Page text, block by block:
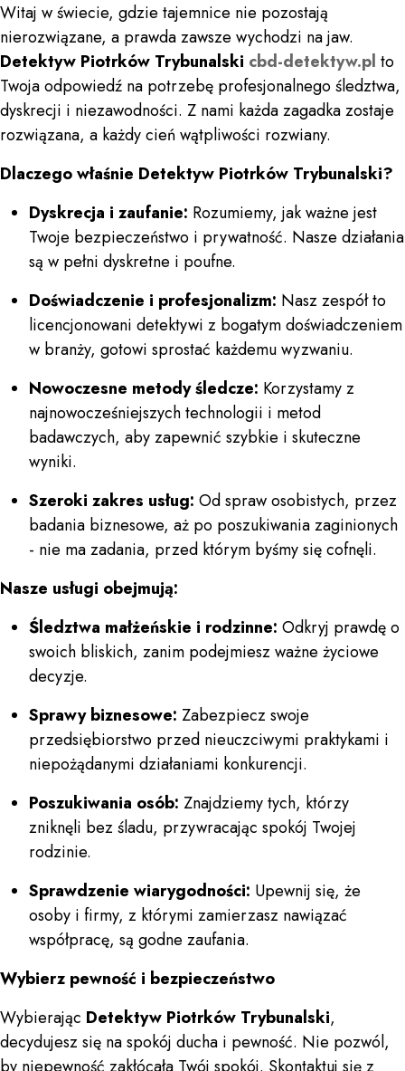
Witaj w świecie, gdzie tajemnice nie pozostają
nierozwiązane, a prawda zawsze wychodzi na jaw.
Detektyw Piotrków Trybunalski cbd-detektyw.pl to
Twoja odpowiedź na potrzebę profesjonalnego śledztwa,
dyskrecji i niezawodności. Z nami każda zagadka zostaje
rozwiązana, a każdy cień wątpliwości rozwiany.
Dlaczego właśnie Detektyw Piotrków Trybunalski?
Dyskrecja i zaufanie: Rozumiemy, jak ważne jest
Twoje bezpieczeństwo i prywatność. Nasze działania
są w pełni dyskretne i poufne.
Doświadczenie i profesjonalizm: Nasz zespół to
licencjonowani detektywi z bogatym doświadczeniem
w branży, gotowi sprostać każdemu wyzwaniu.
Nowoczesne metody śledcze: Korzystamy z
najnowocześniejszych technologii i metod
badawczych, aby zapewnić szybkie i skuteczne
wyniki.
Szeroki zakres usług: Od spraw osobistych, przez
badania biznesowe, aż po poszukiwania zaginionych
- nie ma zadania, przed którym byśmy się cofnęli.
Nasze usługi obejmują:
Śledztwa małżeńskie i rodzinne: Odkryj prawdę o
swoich bliskich, zanim podejmiesz ważne życiowe
decyzje.
Sprawy biznesowe: Zabezpiecz swoje
przedsiębiorstwo przed nieuczciwymi praktykami i
niepożądanymi działaniami konkurencji.
Poszukiwania osób: Znajdziemy tych, którzy
zniknęli bez śladu, przywracając spokój Twojej
rodzinie.
Sprawdzenie wiarygodności: Upewnij się, że
osoby i firmy, z którymi zamierzasz nawiązać
współpracę, są godne zaufania.
Wybierz pewność i bezpieczeństwo
Wybierając Detektyw Piotrków Trybunalski,
decydujesz się na spokój ducha i pewność. Nie pozwól,